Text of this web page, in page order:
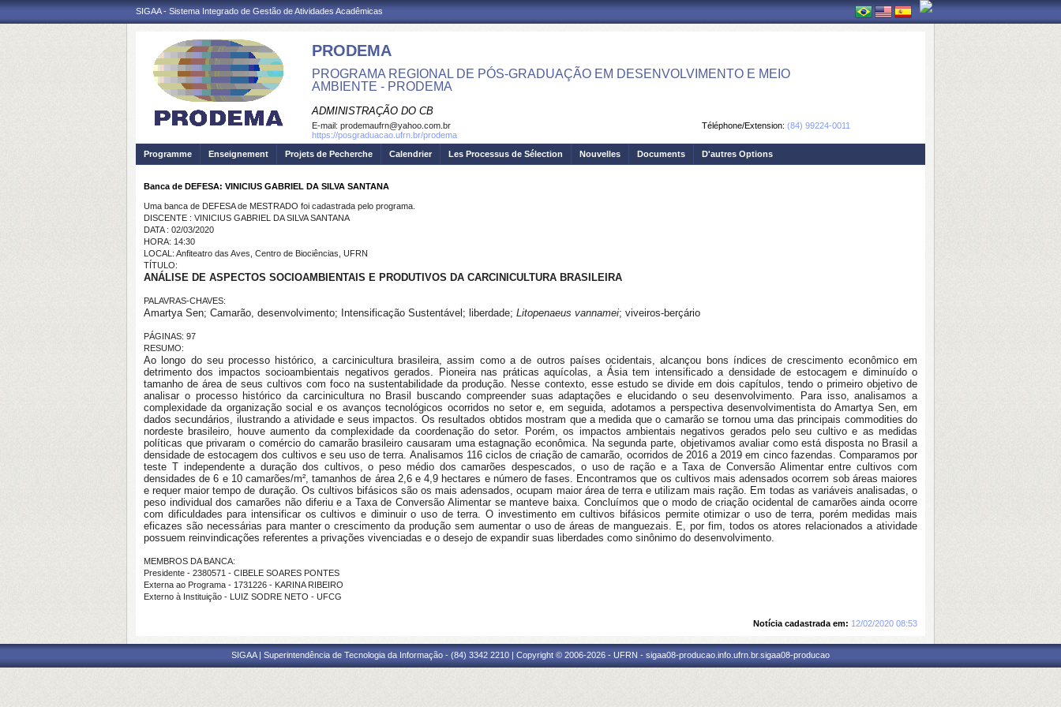
SIGAA - Sistema Integrado de Gestão de Atividades Acadêmicas
PRODEMA
PROGRAMA REGIONAL DE PÓS-GRADUAÇÃO EM DESENVOLVIMENTO E MEIO
AMBIENTE - PRODEMA
ADMINISTRAÇÃO DO CB
Téléphone/Extension: (84) 99224-0011
E-mail: prodemaufrn@yahoo.com.br
https://posgraduacao.ufrn.br/prodema
Programme
Enseignement Projets de Pecherche Calendrier Les Processus de Sélection Nouvelles Documents D'autres Options
Banca de DEFESA: VINICIUS GABRIEL DA SILVA SANTANA
Uma banca de DEFESA de MESTRADO foi cadastrada pelo programa.
DISCENTE : VINICIUS GABRIEL DA SILVA SANTANA
DATA : 02/03/2020
HORA: 14:30
LOCAL: Anfiteatro das Aves, Centro de Biociências, UFRN
TÍTULO:
ANÁLISE DE ASPECTOS SOCIOAMBIENTAIS E PRODUTIVOS DA CARCINICULTURA BRASILEIRA
PALAVRAS-CHAVES:
Amartya Sen; Camarão, desenvolvimento; Intensificação Sustentável; liberdade; Litopenaeus vannamei; viveiros-berçário
PÁGINAS: 97
RESUMO:
Ao longo do seu processo histórico, a carcinicultura brasileira, assim como a de outros países ocidentais, alcançou bons índices de crescimento econômico em
detrimento dos impactos socioambientais negativos gerados. Pioneira nas práticas aquícolas, a Ásia tem intensificado a densidade de estocagem e diminuído o
tamanho de área de seus cultivos com foco na sustentabilidade da produção. Nesse contexto, esse estudo se divide em dois capítulos, tendo o primeiro objetivo de
analisar o processo histórico da carcinicultura no Brasil buscando compreender suas adaptações e elucidando o seu desenvolvimento. Para isso, analisamos a
complexidade da organização social e os avanços tecnológicos ocorridos no setor e, em seguida, adotamos a perspectiva desenvolvimentista do Amartya Sen, em
dados secundários, ilustrando a atividade e seus impactos. Os resultados obtidos mostram que a medida que o camarão se tornou uma das principais commodities do
nordeste brasileiro, houve aumento da complexidade da coordenação do setor. Porém, os impactos ambientais negativos gerados pelo seu cultivo e as medidas
políticas que privaram o comércio do camarão brasileiro causaram uma estagnação econômica. Na segunda parte, objetivamos avaliar como está disposta no Brasil a
densidade de estocagem dos cultivos e seu uso de terra. Analisamos 116 ciclos de criação de camarão, ocorridos de 2016 a 2019 em cinco fazendas. Comparamos por
teste T independente a duração dos cultivos, o peso médio dos camarões despescados, o uso de ração e a Taxa de Conversão Alimentar entre cultivos com
densidades de 6 e 10 camarões/m², tamanhos de área 2,6 e 4,9 hectares e número de fases. Encontramos que os cultivos mais adensados ocorrem sob áreas maiores
e requer maior tempo de duração. Os cultivos bifásicos são os mais adensados, ocupam maior área de terra e utilizam mais ração. Em todas as variáveis analisadas, o
peso individual dos camarões não diferiu e a Taxa de Conversão Alimentar se manteve baixa. Concluímos que o modo de criação ocidental de camarões ainda ocorre
com dificuldades para intensificar os cultivos e diminuir o uso de terra. O investimento em cultivos bifásicos permite otimizar o uso de terra, porém medidas mais
eficazes são necessárias para manter o crescimento da produção sem aumentar o uso de áreas de manguezais. E, por fim, todos os atores relacionados a atividade
possuem reinvindicações referentes a privações vivenciadas e o desejo de expandir suas liberdades como sinônimo do desenvolvimento.
MEMBROS DA BANCA:
Presidente - 2380571 - CIBELE SOARES PONTES
Externa ao Programa - 1731226 - KARINA RIBEIRO
Externo à Instituição - LUIZ SODRE NETO - UFCG
Notícia cadastrada em: 12/02/2020 08:53
SIGAA | Superintendência de Tecnologia da Informação - (84) 3342 2210 | Copyright © 2006-2026 - UFRN - sigaa08-producao.info.ufrn.br.sigaa08-producao